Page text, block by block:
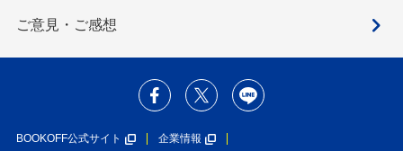
ご意見・ご感想
BOOKOFF公式サイト 企業情報